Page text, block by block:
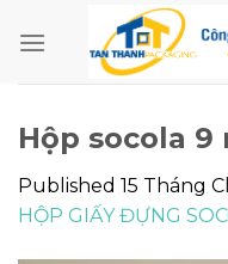
Hộp socola 9
Published 15 Tháng
HỘP GIẤY ĐỰNG